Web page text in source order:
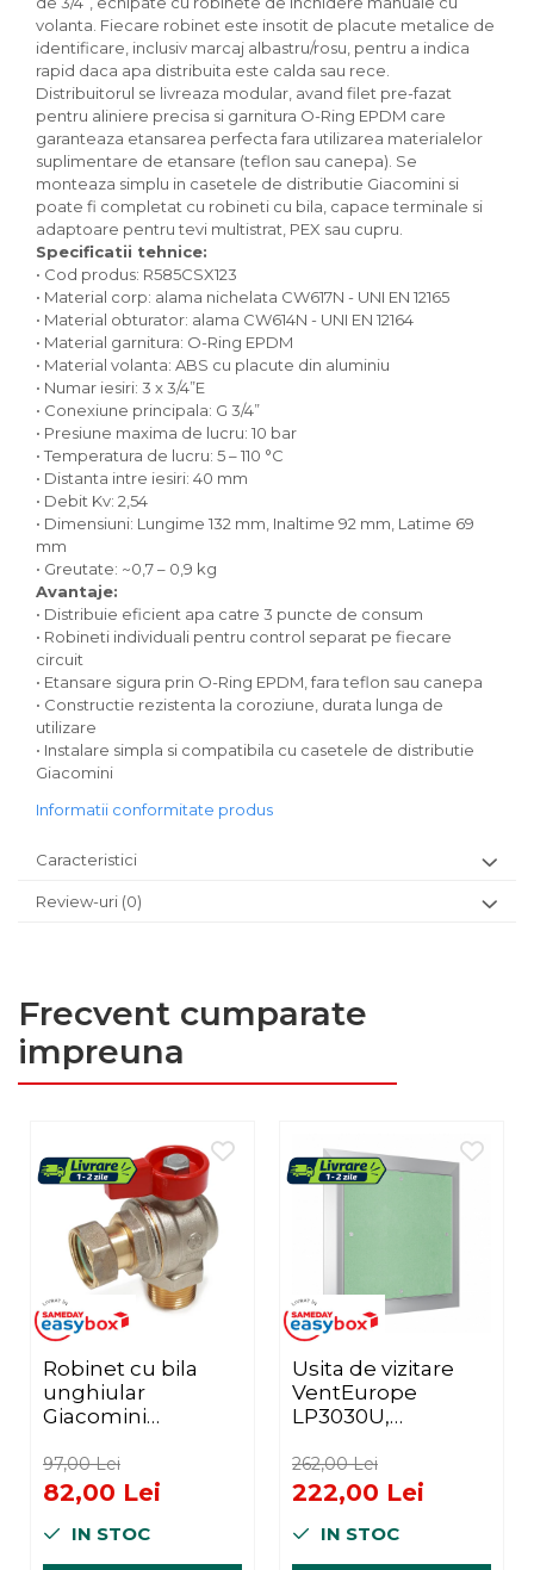
volanta. Fiecare robinet este insotit de placute metalice de
identificare, inclusiv marcaj albastru/rosu, pentru a indica
rapid daca apa distribuita este calda sau rece.
Distribuitorul se livreaza modular, avand filet pre-fazat
pentru aliniere precisa si garnitura O-Ring EPDM care
garanteaza etansarea perfecta fara utilizarea materialelor
suplimentare de etansare (teflon sau canepa). Se
monteaza simplu in casetele de distributie Giacomini si
poate fi completat cu robineti cu bila, capace terminale si
adaptoare pentru tevi multistrat, PEX sau cupru.
Specificatii tehnice:
• Cod produs: R585CSX123
• Material corp: alama nichelata CW617N - UNI EN 12165
• Material obturator: alama CW614N - UNI EN 12164
• Material garnitura: O-Ring EPDM
• Material volanta: ABS cu placute din aluminiu
• Numar iesiri: 3 x 3/4”E
• Conexiune principala: G 3/4”
• Presiune maxima de lucru: 10 bar
• Temperatura de lucru: 5 – 110 °C
• Distanta intre iesiri: 40 mm
• Debit Kv: 2,54
• Dimensiuni: Lungime 132 mm, Inaltime 92 mm, Latime 69
mm
• Greutate: ~0,7 – 0,9 kg
Avantaje:
• Distribuie eficient apa catre 3 puncte de consum
• Robineti individuali pentru control separat pe fiecare
circuit
• Etansare sigura prin O-Ring EPDM, fara teflon sau canepa
• Constructie rezistenta la coroziune, durata lunga de
utilizare
• Instalare simpla si compatibila cu casetele de distributie
Giacomini
Informatii conformitate produs
Caracteristici
Review-uri (0)
Frecvent cumparate
impreuna
Robinet cu bila
unghiular
Giacomini
exterior-interior
3/4", cu maner tip T
rosu, nichelat,
alama
97,00 Lei
82,00 Lei
IN STOC
Usita de vizitare
VentEurope
LP3030U,
300x300 mm,
grosime 15 mm,
montaj cu
suruburi
autoforante
262,00 Lei
222,00 Lei
IN STOC